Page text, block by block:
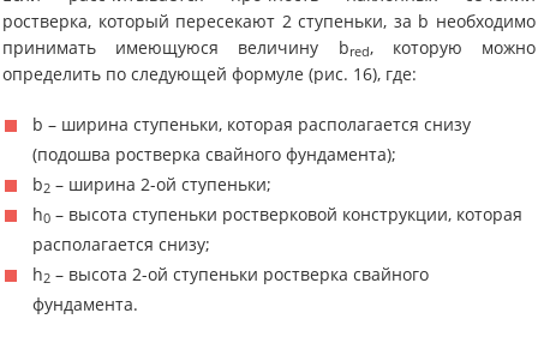
ростверка, который пересекают 2 ступеньки, за b необходимо
принимать имеющуюся величину bred, которую можно
определить по следующей формуле (рис. 16), где:
b – ширина ступеньки, которая располагается снизу
(подошва ростверка свайного фундамента);
b2 – ширина 2-ой ступеньки;
h0 – высота ступеньки ростверковой конструкции, которая
располагается снизу;
h2 – высота 2-ой ступеньки ростверка свайного
фундамента.